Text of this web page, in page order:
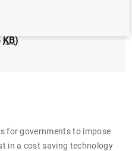
KB)
for governments to impose
in a cost saving technology